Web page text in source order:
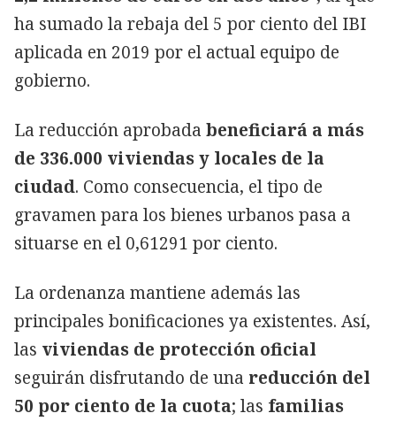
ha sumado la rebaja del 5 por ciento del IBI
aplicada en 2019 por el actual equipo de
gobierno.
La reducción aprobada beneficiará a más
de 336.000 viviendas y locales de la
ciudad. Como consecuencia, el tipo de
gravamen para los bienes urbanos pasa a
situarse en el 0,61291 por ciento.
La ordenanza mantiene además las
principales bonificaciones ya existentes. Así,
las viviendas de protección oficial
seguirán disfrutando de una reducción del
50 por ciento de la cuota; las familias